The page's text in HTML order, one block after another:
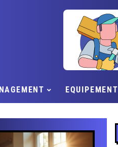
EQUIPEMENT